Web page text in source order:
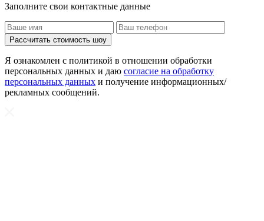
Заполните свои контактные данные
Рассчитать стоимость шоу
Я ознакомлен с политикой в отношении обработки
персональных данных и даю согласие на обработку
персональных данных и получение информационных/
рекламных сообщений.